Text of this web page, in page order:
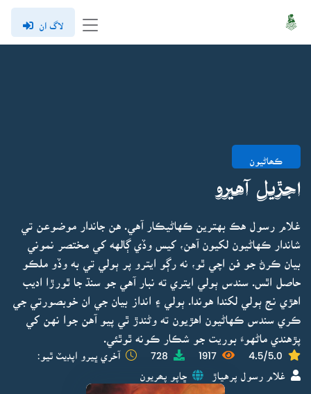
لاگ ان
ڪھاڻيون
اجڙيل آهيرو
غلام رسول هڪ بهترين ڪهاڻيڪار آهي. هن جاندار موضوعن تي
شاندار ڪهاڻيون لکيون آهن، کيس وڏي ڳالهه کي مختصر نموني
بيان ڪرڻ جو فن اچي ٿو، نه رڳو ايترو پر ٻولي تي به وڏو ملڪو
حاصل اٿس. سندس ٻولي ايتري ته نبار آهي جو سنڌ جا ٿورڙا اديب
اهڙي نج ٻولي لکندا هوندا. ٻولي ۽ انداز بيان جي ان خوبصورتي جي
ڪري سندس ڪهاڻيون اهڙيون ته وڻندڙ ٿي پيو آهن جوا نهن کي
پڙهندي ماڻهوءَ بوريت جو شڪار ڪونه ٿوٿئي.
4.5/5.0
1917
728 آخري ڀيرو اپڊيٽ ٿيو:
غلام رسول پرهياڙ ڇاپو پھريون